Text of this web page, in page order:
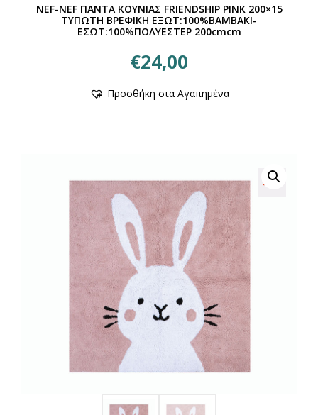
NEF-NEF ΠΑΝΤΑ ΚΟΥΝΙΑΣ FRIENDSHIP PINK 200×15
ΤΥΠΩΤΗ ΒΡΕΦΙΚΗ ΕΞΩΤ:100%ΒΑΜΒΑΚΙ-
ΕΣΩΤ:100%ΠΟΛΥΕΣΤΕΡ 200cmcm
€24,00
το
επιλογές
μπορούν
να
επιλεγούν
στη
σελίδα
προϊόντος
Προσθήκη στα Αγαπημένα